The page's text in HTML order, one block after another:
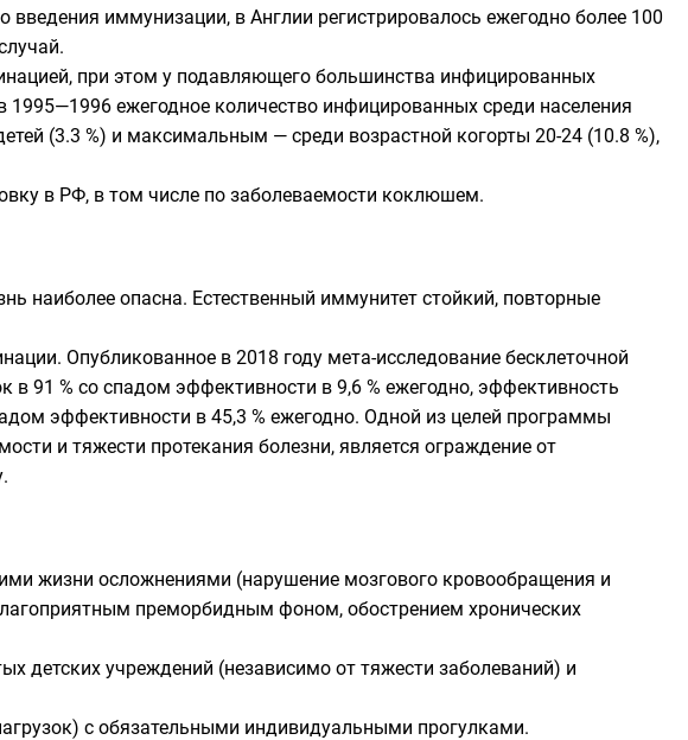
иммунизации, в Англии регистрировалось ежегодно более 100
при этом у подавляющего большинства инфицированных
ежегодное количество инфицированных среди населения
(3.3 %) и максимальным — среди возрастной когорты 20-24 (10.8 %),
в РФ, в том числе по заболеваемости коклюшем.
наиболее опасна. Естественный иммунитет стойкий, повторные
Опубликованное в 2018 году мета-исследование бесклеточной
91 % со спадом эффективности в 9,6 % ежегодно, эффективность
эффективности в 45,3 % ежегодно. Одной из целей программы
и тяжести протекания болезни, является ограждение от
жизни осложнениями (нарушение мозгового кровообращения и
преморбидным фоном, обострением хронических
детских учреждений (независимо от тяжести заболеваний) и
с обязательными индивидуальными прогулками.